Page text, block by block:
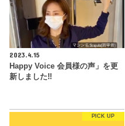
2023.4.15
Happy Voice 会員様の声」を更
新しました‼︎
PICK UP